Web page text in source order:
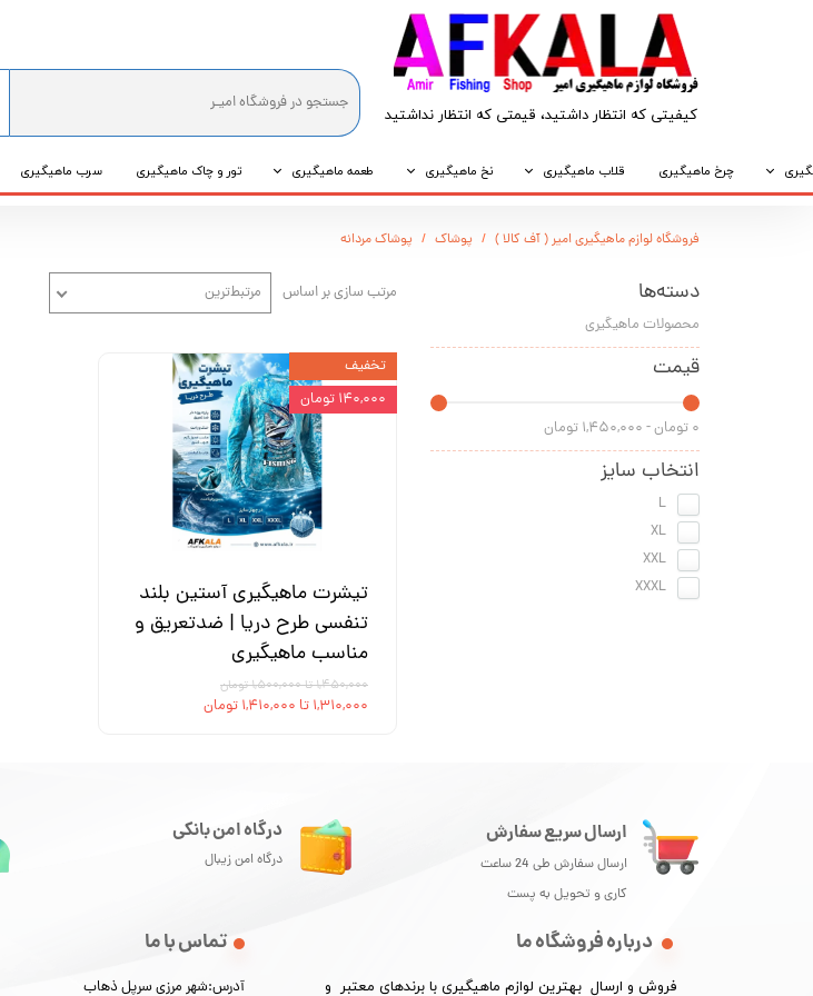
کیفیتی که انتظار داشتید، قیمتی که انتظار نداشتید​​​​​​​
چرخ ماهیگیری قلاب ماهیگیری نخ ماهیگیری طعمه ماهیگیری تور و چاک ماهیگیری سرب ماهیگیری
فروشگاه لوازم ماهیگیری امیر ( آف کالا ) پوشاک پوشاک مردانه
دسته‌ها
محصولات ماهیگیری
قیمت
۰ تومان - ۱,۴۵۰,۰۰۰ تومان
انتخاب سایز
L
XL
XXL
XXXL
مرتب سازی بر اساس مرتبط‌ترین
تیشرت ماهیگیری آستین بلند
تنفسی طرح دریا | ضدتعریق و
مناسب ماهیگیری
۱,۴۵۰,۰۰۰ تا ۱,۵۰۰,۰۰۰ تومان
۱,۳۱۰,۰۰۰ تا ۱,۴۱۰,۰۰۰ تومان
تخفیف
۱۴۰,۰۰۰ تومان
ارسال سریع سفارش
ارسال سفارش طی 24 ساعت
کاری و تحویل به پست
درباره فروشگاه ما
فروش و ارسال بهترین لوازم ماهیگیری با برندهای معتبر و
تماس با ما
آدرس:شهر مرزی سرپل ذهاب
درگاه امن بانکی
درگاه امن زیبال